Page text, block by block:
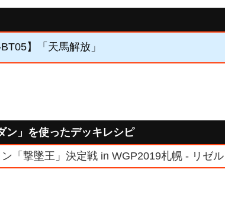
BT05】「天馬解放」
ン」を使ったデッキレシピ
ン「撃墜王」決定戦 in WGP2019札幌 - リゼ